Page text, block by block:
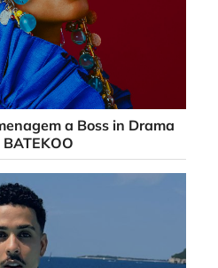
a Boss in Drama